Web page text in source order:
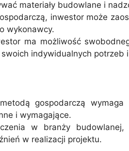
materiały budowlane i
inwestor może
wykonawcy.
ma możliwość
indywidualnych potrzeb
gospodarczą
i wymagające.
w branży
w realizacji projektu.